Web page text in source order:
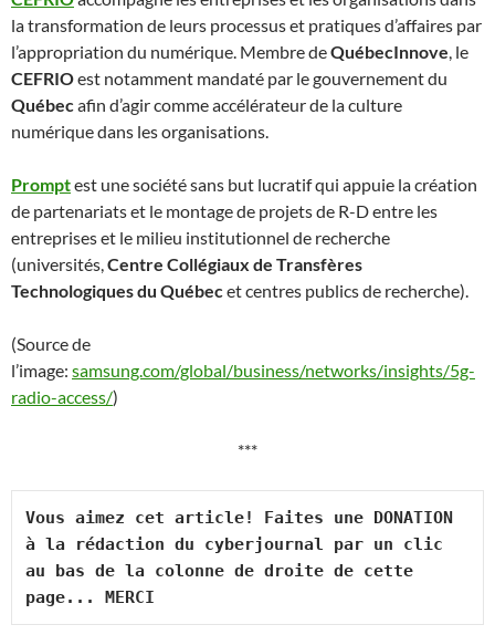
la transformation de leurs processus et pratiques d’affaires par
l’appropriation du numérique. Membre deQuébecInnove, le
CEFRIOest notamment mandaté par le gouvernement du
Québecafin d’agir comme accélérateur de la culture
numérique dans les organisations.
Promptest une société sans but lucratif qui appuie la création
de partenariats et le montage de projets de R-D entre les
entreprises et le milieu institutionnel de recherche
(universités,Centre Collégiaux de Transfères
Technologiques du Québecet centres publics de recherche).
(Source de
l’image: samsung.com/global/business/networks/insights/5g-
radio-access/)
***
Vous aimez cet article! Faites une DONATION
à la rédaction du cyberjournal par un clic
au bas de la colonne de droite de cette
page... MERCI